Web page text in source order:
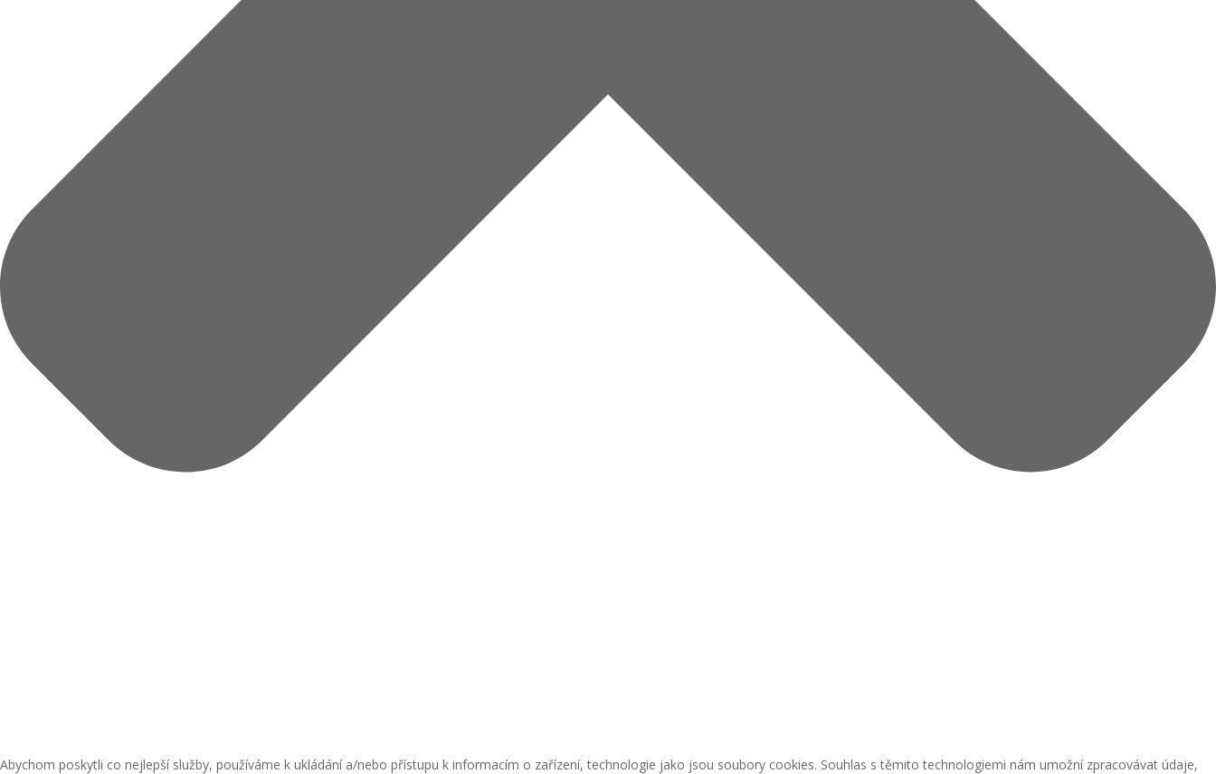
Abychom poskytli co nejlepší služby, používáme k ukládání a/nebo přístupu k informacím o zařízení, technologie jako jsou soubory cookies. Souhlas s těmito technologiemi nám umožní zpracovávat údaje,